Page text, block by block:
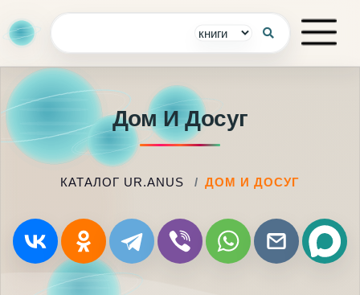
Дом И Досуг
КАТАЛОГ UR.ANUS ДОМ И ДОСУГ